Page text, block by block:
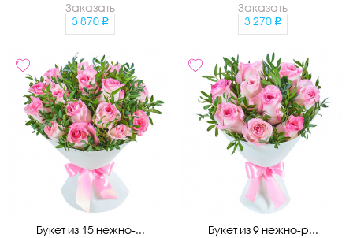
Заказать
3 870
Заказать
3 270
Букет из 15 нежно-...
Букет из 9 нежно-р...